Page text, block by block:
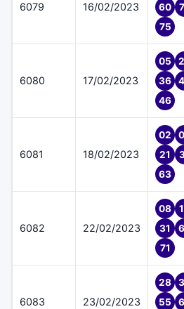
6079 16/02/2023
60
75
6080 17/02/2023
05
36
46
6081 18/02/2023
02
21
63
6082 22/02/2023
08
31
71
6083 23/02/2023
28
55